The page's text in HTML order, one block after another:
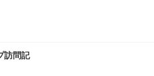
訪問記